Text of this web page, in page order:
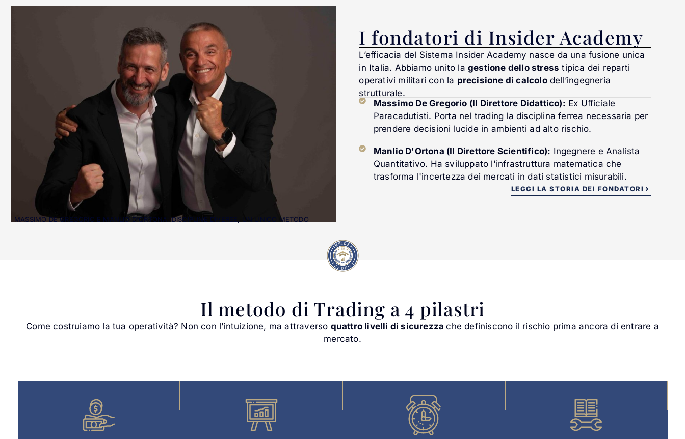
MASSIMO DE GREGORIO E MANLIO D'ORTONA: DISCIPLINE DIVERSE, UN UNICO METODO
I fondatori di Insider Academy
L’efficacia del Sistema Insider Academy nasce da una fusione unica
in Italia. Abbiamo unito la gestione dello stress tipica dei reparti
operativi militari con la precisione di calcolodell’ingegneria
strutturale.
Massimo De Gregorio (Il Direttore Didattico): Ex Ufficiale
Paracadutisti. Porta nel trading la disciplina ferrea necessaria per
prendere decisioni lucide in ambienti ad alto rischio.
Manlio D'Ortona (Il Direttore Scientifico): Ingegnere e Analista
Quantitativo. Ha sviluppato l'infrastruttura matematica che
trasforma l'incertezza dei mercati in dati statistici misurabili.
LEGGI LA STORIA DEI FONDATORI
Il metodo di Trading a 4 pilastri
Come costruiamo la tua operatività? Non con l’intuizione, ma attraverso quattro livelli di sicurezzache definiscono il rischio prima ancora di entrare a
mercato.